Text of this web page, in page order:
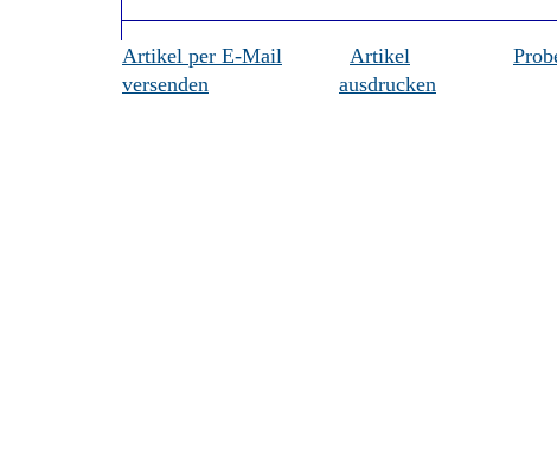
Artikel per E-Mail
versenden
Artikel
ausdrucken